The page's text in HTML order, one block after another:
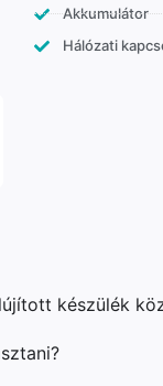
Akkumulátor
Hálózati
készülék